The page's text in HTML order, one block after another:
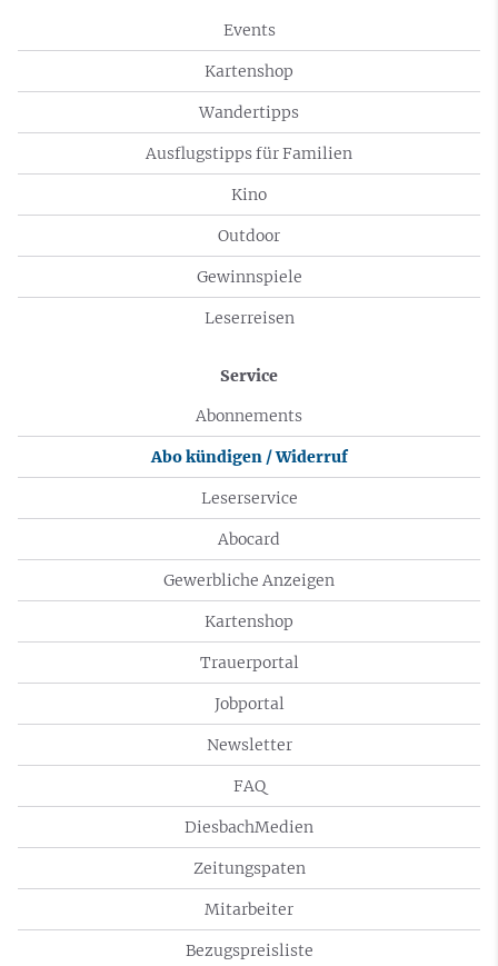
Events
Kartenshop
Wandertipps
Ausflugstipps für Familien
Kino
Outdoor
Gewinnspiele
Leserreisen
Service
Abonnements
Abo kündigen / Widerruf
Leserservice
Abocard
Gewerbliche Anzeigen
Kartenshop
Trauerportal
Jobportal
Newsletter
FAQ
DiesbachMedien
Zeitungspaten
Mitarbeiter
Bezugspreisliste